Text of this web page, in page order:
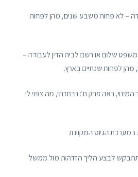
– לא פחות משבע שנים, מהן לפחות
שלום או רשם לבית הדין לעבודה –
לפחות שנתיים בארץ.
ראה פרק ח': נבחרתי, מה צפוי לי
הגיוס המקוונת
לבצע הליך הזדהות מול ממשל